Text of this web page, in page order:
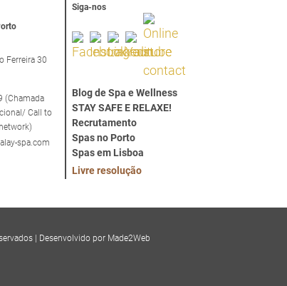
Ferreira 30
(Chamada
Call to
spa.com
Siga-nos
Blog de Spa e Wellness
STAY SAFE E RELAXE!
Recrutamento
Spas no Porto
Spas em Lisboa
Livre resolução
Desenvolvido por Made2Web